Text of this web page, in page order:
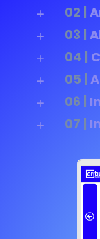
02 |
03 |
04 |
05 |
06 |
07 |